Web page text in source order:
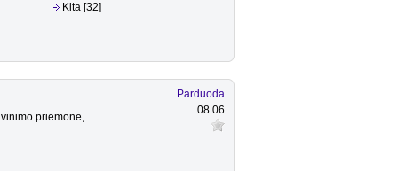
Kita [32]
priemonė,...
Parduoda
08.06